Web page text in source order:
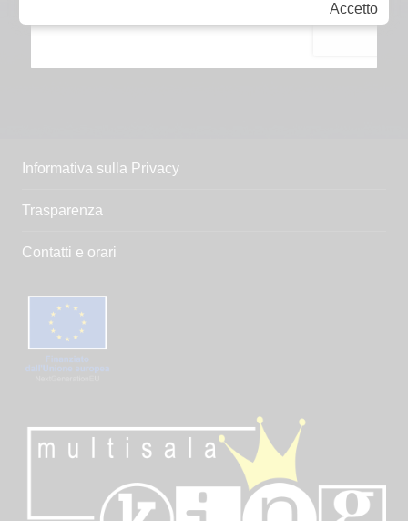
Informativa sulla Privacy
Trasparenza
Contatti e orari
Accetto